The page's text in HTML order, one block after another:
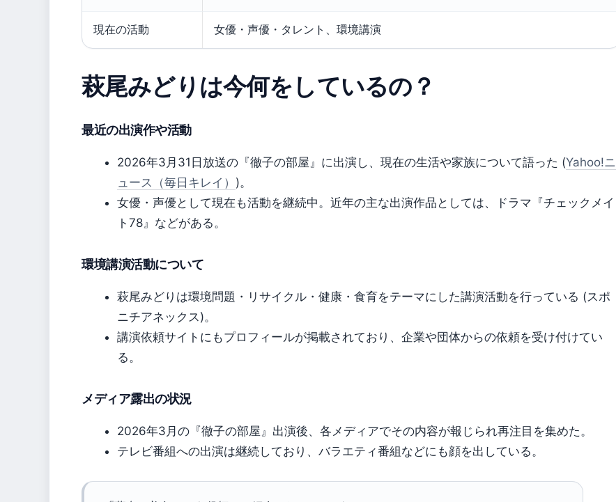
現在の活動 女優・声優・タレント、環境講演
萩尾みどりは今何をしているの？
最近の出演作や活動
2026年3月31日放送の『徹子の部屋』に出演し、現在の生活や家族について語った (Yahoo!ニ
ュース（毎日キレイ） )。
女優・声優として現在も活動を継続中。近年の主な出演作品としては、ドラマ『チェックメイ
ト78』などがある。
環境講演活動について
萩尾みどりは環境問題・リサイクル・健康・食育をテーマにした講演活動を行っている (スポ
ニチアネックス)。
講演依頼サイトにもプロフィールが掲載されており、企業や団体からの依頼を受け付けてい
る。
メディア露出の状況
2026年3月の『徹子の部屋』出演後、各メディアでその内容が報じられ再注目を集めた。
テレビ番組への出演は継続しており、バラエティ番組などにも顔を出している。